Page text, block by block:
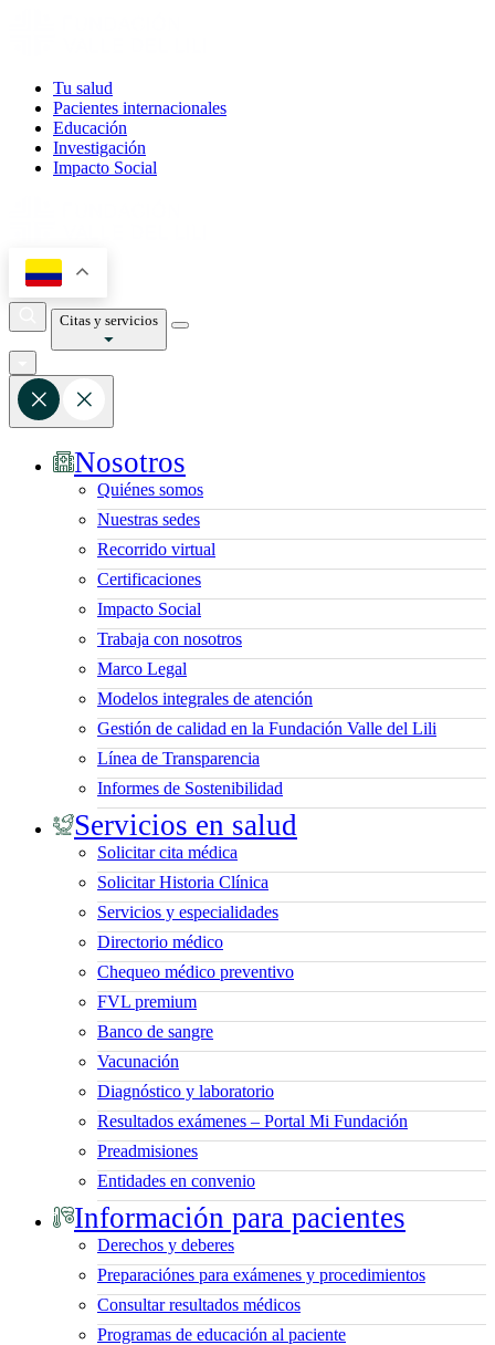
Tu salud
Pacientes internacionales
Educación
Investigación
Impacto Social
Citas y servicios
Nosotros
Quiénes somos
Nuestras sedes
Recorrido virtual
Certificaciones
Impacto Social
Trabaja con nosotros
Marco Legal
Modelos integrales de atención
Gestión de calidad en la Fundación Valle del Lili
Línea de Transparencia
Informes de Sostenibilidad
Servicios en salud
Solicitar cita médica
Solicitar Historia Clínica
Servicios y especialidades
Directorio médico
Chequeo médico preventivo
FVL premium
Banco de sangre
Vacunación
Diagnóstico y laboratorio
Resultados exámenes – Portal Mi Fundación
Preadmisiones
Entidades en convenio
Información para pacientes
Derechos y deberes
Preparaciónes para exámenes y procedimientos
Consultar resultados médicos
Programas de educación al paciente